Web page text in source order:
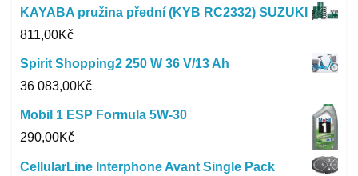
KAYABA pružina přední (KYB RC2332) SUZUKI
811,00Kč
Spirit Shopping2 250 W 36 V/13 Ah
36 083,00Kč
Mobil 1 ESP Formula 5W-30
290,00Kč
CellularLine Interphone Avant Single Pack